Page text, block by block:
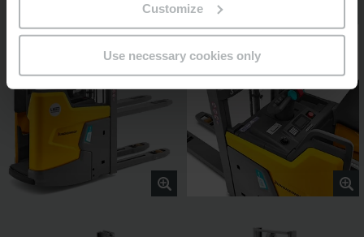
Customize
Use necessary cookies only